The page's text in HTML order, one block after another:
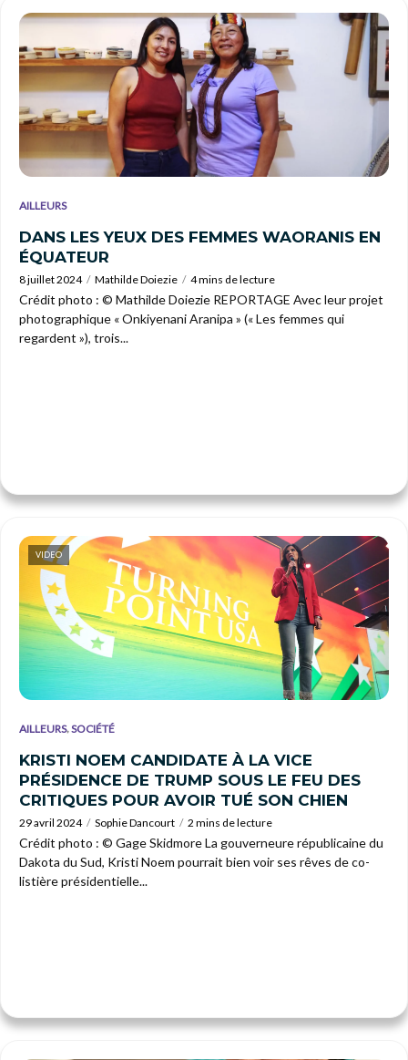
AILLEURS
DANS LES YEUX DES FEMMES WAORANIS EN
ÉQUATEUR
8 juillet 2024 Mathilde Doiezie 4 mins de lecture
Crédit photo : © Mathilde Doiezie REPORTAGE Avec leur projet
photographique « Onkiyenani Aranipa » (« Les femmes qui
regardent »), trois...
VIDEO
AILLEURS, SOCIÉTÉ
KRISTI NOEM CANDIDATE À LA VICE
PRÉSIDENCE DE TRUMP SOUS LE FEU DES
CRITIQUES POUR AVOIR TUÉ SON CHIEN
29 avril 2024 Sophie Dancourt 2 mins de lecture
Crédit photo : © Gage Skidmore La gouverneure républicaine du
Dakota du Sud, Kristi Noem pourrait bien voir ses rêves de co-
listière présidentielle...